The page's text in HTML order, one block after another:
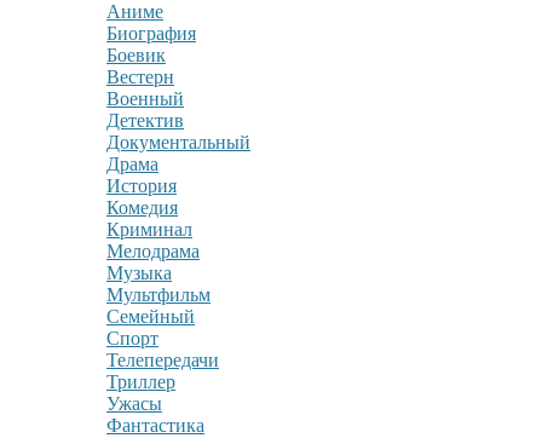
Аниме
Биография
Боевик
Вестерн
Военный
Детектив
Документальный
Драма
История
Комедия
Криминал
Мелодрама
Музыка
Мультфильм
Семейный
Спорт
Телепередачи
Триллер
Ужасы
Фантастика